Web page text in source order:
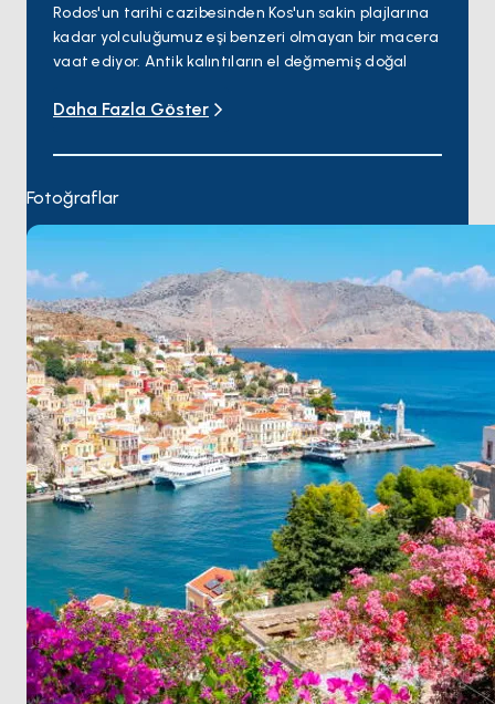
Rodos'un tarihi cazibesinden Kos'un sakin plajlarına
kadar yolculuğumuz eşi benzeri olmayan bir macera
vaat ediyor. Antik kalıntıların el değmemiş doğal
keşfedin ve yüzyıllardır hac yeri olan Patmos'un
geleneğiyle ünlü Kalymnos'un canlı kültürüne dalın ve
rahat atmosferine bırakın. Son olarak, eşsiz
Rodos Havaalanı en yakın varış noktasıdır.
Yolculuğunuzun başında havalimanından
yapacağınız kısa bir transfer ile unutulmaz deniz
maceranıza hızlı bir şekilde atılabilirsiniz. Ege
Denizi'nin kalbinde unutulmaz bir yolculuk için bize
katılın!
Daha Fazla Göster
Fotoğraflar